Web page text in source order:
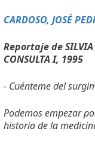
CARDOSO, JOSÉ
Reportaje de SILVIA
CONSULTA I, 1995
- Cuénteme del
Podemos empezar
historia de la